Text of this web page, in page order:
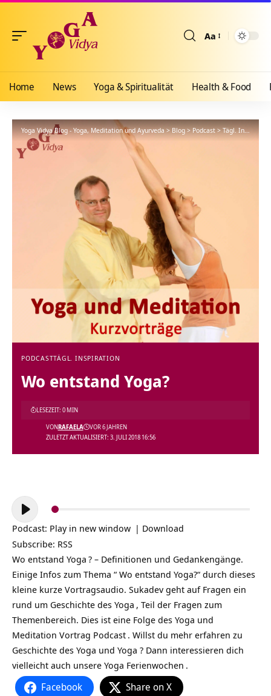
Aa
Home News Yoga & Spiritualität Health & Food
Yoga Vidya Blog - Yoga, Meditation und Ayurveda>Blog>Podcast>Tägl. Inspiration
PODCASTTÄGL. INSPIRATION
Wo entstand Yoga?
ZULETZT AKTUALISIERT: 3. JULI 2018 16:56
VONRAFAELA VOR 6 JAHREN
LESEZEIT: 0 MIN
Audio-
Player
Podcast: Play in new window | Download
Subscribe: RSS
Wo entstand Yoga ? – Definitionen und Gedankengänge.
Einige Infos zum Thema “ Wo entstand Yoga?“ durch dieses
kleine kurze Vortragsaudio. Sukadev geht auf Fragen ein
rund um Geschichte des Yoga , Teil der Fragen zum
Themenbereich. Dies ist eine Folge des Yoga und
Meditation Vortrag Podcast . Willst du mehr erfahren zu
Geschichte des Yoga und Yoga ? Dann interessieren dich
vielleicht auch unsere Yoga Ferienwochen .
Facebook Share on X